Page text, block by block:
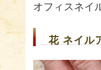
オフィスネイ
花 ネイ